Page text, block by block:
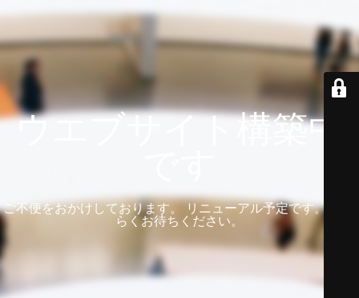
ウエブサイト構築中
ご不便をおかけしております。 リニューアル予定です。 しば
らくお待ちください。